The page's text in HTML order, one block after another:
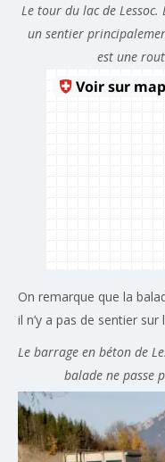
Le tour du lac de
un sentier
est une
On remarque que la
il n’y a pas de sentier
Le barrage en béton de
balade ne passe